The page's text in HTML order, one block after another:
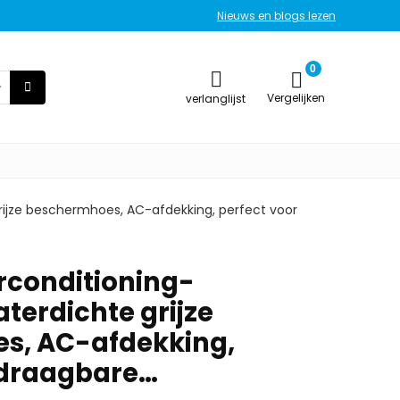
Nieuws en blogs lezen
verlanglijst
0
Vergelijken
beschermhoes, AC-afdekking, perfect voor
grijze
AC-afdekking,